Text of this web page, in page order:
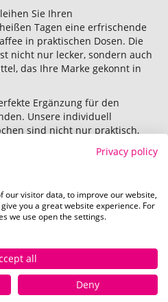
Sie Ihren
Tagen eine erfrischende
in praktischen Dosen. Die
nicht nur lecker, sondern auch
das Ihre Marke gekonnt in
Ergänzung für den
Unsere individuell
sind nicht nur praktisch,
zu Ihrer Marke zu stärken.
Kaffee über Zuckerstäbchen
entdecken Sie hochwertige
Kunden und Mitarbeiter
Produkte sind nicht nur
Verwöhnen Sie Ihre Kunden
genussvollen Latte Macchiato,
Dosen. Einfach öffnen und
Privacy policy
our visitor data, to improve our website,
you a great website experience. For
we use open the settings.
all
Deny